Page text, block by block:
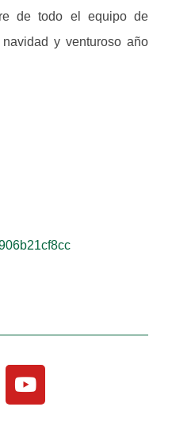
de todo el equipo de
y venturoso año